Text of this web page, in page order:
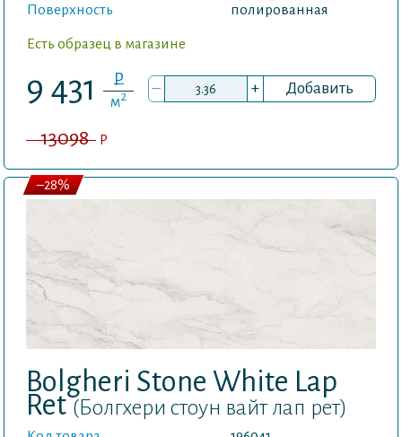
Поверхность
полированная
Есть образец в магазине
9 431 P
м2 – + Добавить
13098 P
Bolgheri Stone White Lap
Ret(Болгхери стоун вайт лап рет)
–28%